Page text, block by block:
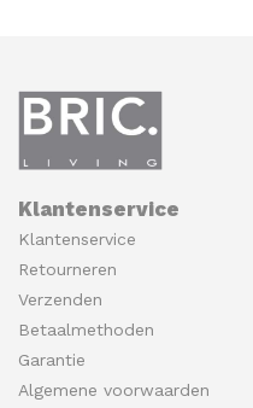
Klantenservice
Klantenservice
Retourneren
Verzenden
Betaalmethoden
Garantie
Algemene voorwaarden